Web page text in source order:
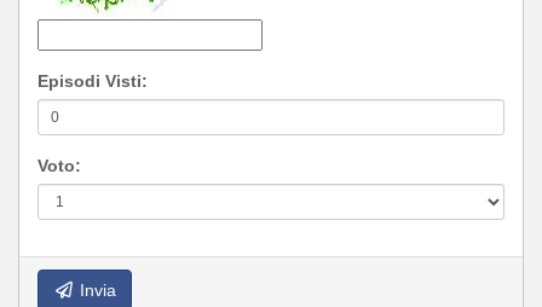
Episodi Visti:
Voto:
Invia